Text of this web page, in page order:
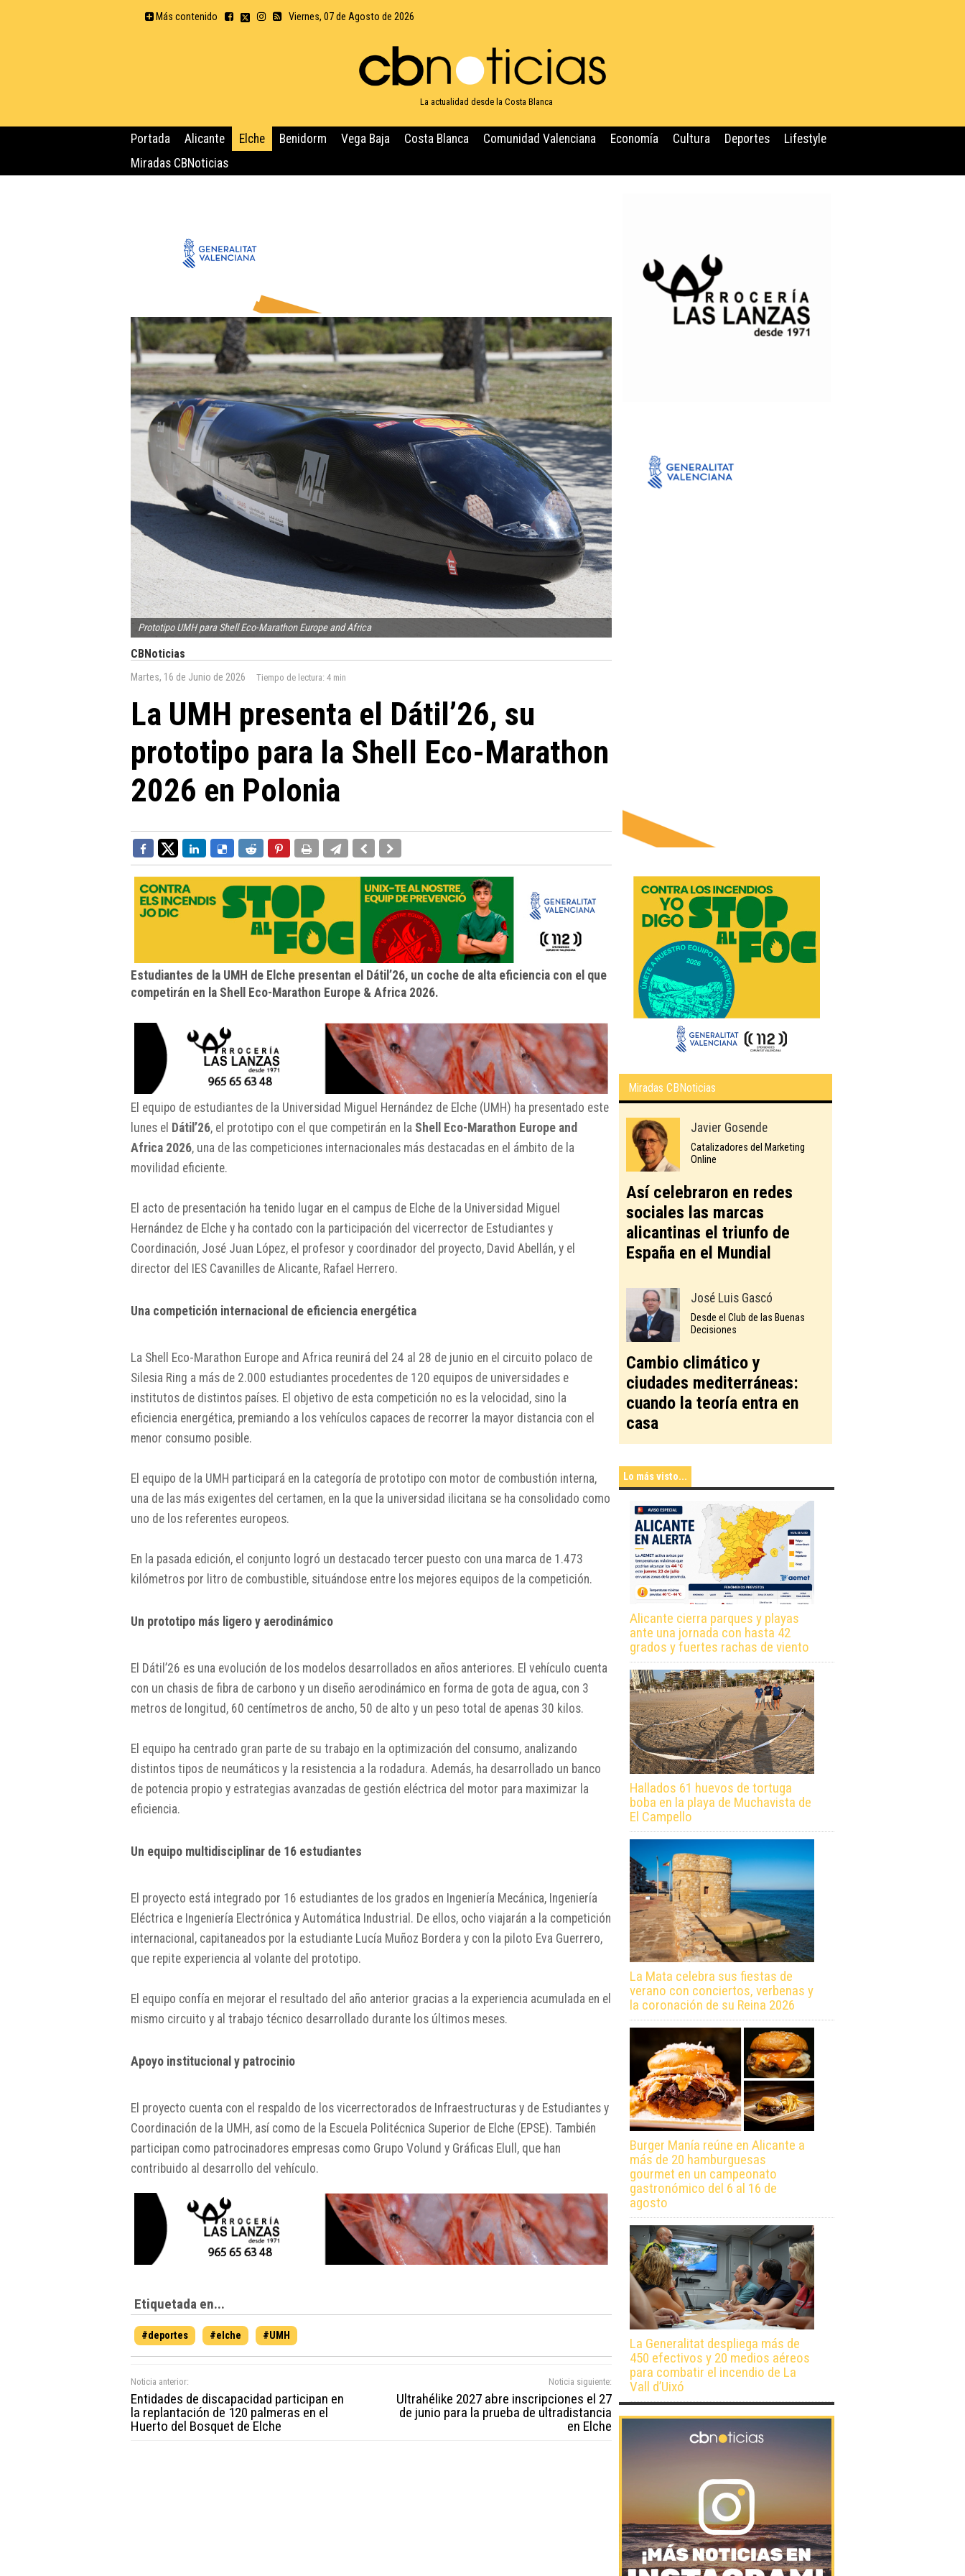
Más contenido Viernes, 07 de Agosto de 2026
La actualidad desde la Costa Blanca
Portada Alicante Elche Benidorm Vega Baja Costa Blanca Comunidad Valenciana Economía Cultura Deportes
Lifestyle
Miradas CBNoticias
Prototipo UMH para Shell Eco-Marathon Europe and Africa
CBNoticias
Martes, 16 de Junio de 2026 Tiempo de lectura: 4 min
La UMH presenta el Dátil’26, su
prototipo para la Shell Eco-Marathon
2026 en Polonia
Estudiantes de la UMH de Elche presentan el Dátil’26, un coche de alta eficiencia con el que
competirán en la Shell Eco-Marathon Europe & Africa 2026.
El equipo de estudiantes de la Universidad Miguel Hernández de Elche (UMH) ha presentado este
lunes el Dátil’26, el prototipo con el que competirán en la Shell Eco-Marathon Europe and
Africa 2026, una de las competiciones internacionales más destacadas en el ámbito de la
movilidad eficiente.
El acto de presentación ha tenido lugar en el campus de Elche de la Universidad Miguel
Hernández de Elche y ha contado con la participación del vicerrector de Estudiantes y
Coordinación, José Juan López, el profesor y coordinador del proyecto, David Abellán, y el
director del IES Cavanilles de Alicante, Rafael Herrero.
Una competición internacional de eficiencia energética
La Shell Eco-Marathon Europe and Africa reunirá del 24 al 28 de junio en el circuito polaco de
Silesia Ring a más de 2.000 estudiantes procedentes de 120 equipos de universidades e
institutos de distintos países. El objetivo de esta competición no es la velocidad, sino la
eficiencia energética, premiando a los vehículos capaces de recorrer la mayor distancia con el
menor consumo posible.
El equipo de la UMH participará en la categoría de prototipo con motor de combustión interna,
una de las más exigentes del certamen, en la que la universidad ilicitana se ha consolidado como
uno de los referentes europeos.
En la pasada edición, el conjunto logró un destacado tercer puesto con una marca de 1.473
kilómetros por litro de combustible, situándose entre los mejores equipos de la competición.
Un prototipo más ligero y aerodinámico
El Dátil’26 es una evolución de los modelos desarrollados en años anteriores. El vehículo cuenta
con un chasis de fibra de carbono y un diseño aerodinámico en forma de gota de agua, con 3
metros de longitud, 60 centímetros de ancho, 50 de alto y un peso total de apenas 30 kilos.
El equipo ha centrado gran parte de su trabajo en la optimización del consumo, analizando
distintos tipos de neumáticos y la resistencia a la rodadura. Además, ha desarrollado un banco
de potencia propio y estrategias avanzadas de gestión eléctrica del motor para maximizar la
eficiencia.
Un equipo multidisciplinar de 16 estudiantes
El proyecto está integrado por 16 estudiantes de los grados en Ingeniería Mecánica, Ingeniería
Eléctrica e Ingeniería Electrónica y Automática Industrial. De ellos, ocho viajarán a la competición
internacional, capitaneados por la estudiante Lucía Muñoz Bordera y con la piloto Eva Guerrero,
que repite experiencia al volante del prototipo.
El equipo confía en mejorar el resultado del año anterior gracias a la experiencia acumulada en el
mismo circuito y al trabajo técnico desarrollado durante los últimos meses.
Apoyo institucional y patrocinio
El proyecto cuenta con el respaldo de los vicerrectorados de Infraestructuras y de Estudiantes y
Coordinación de la UMH, así como de la Escuela Politécnica Superior de Elche (EPSE). También
participan como patrocinadores empresas como Grupo Volund y Gráficas Elull, que han
contribuido al desarrollo del vehículo.
Etiquetada en...
#deportes #elche #UMH
Noticia anterior:
Entidades de discapacidad participan en
la replantación de 120 palmeras en el
Huerto del Bosquet de Elche
Noticia siguiente:
Ultrahélike 2027 abre inscripciones el 27
de junio para la prueba de ultradistancia
en Elche
Miradas CBNoticias
Javier Gosende
Catalizadores del Marketing
Online
Así celebraron en redes
sociales las marcas
alicantinas el triunfo de
España en el Mundial
José Luis Gascó
Desde el Club de las Buenas
Decisiones
Cambio climático y
ciudades mediterráneas:
cuando la teoría entra en
casa
Lo más visto...
Alicante cierra parques y playas
ante una jornada con hasta 42
grados y fuertes rachas de viento
Hallados 61 huevos de tortuga
boba en la playa de Muchavista de
El Campello
La Mata celebra sus fiestas de
verano con conciertos, verbenas y
la coronación de su Reina 2026
Burger Manía reúne en Alicante a
más de 20 hamburguesas
gourmet en un campeonato
gastronómico del 6 al 16 de
agosto
La Generalitat despliega más de
450 efectivos y 20 medios aéreos
para combatir el incendio de La
Vall d’Uixó